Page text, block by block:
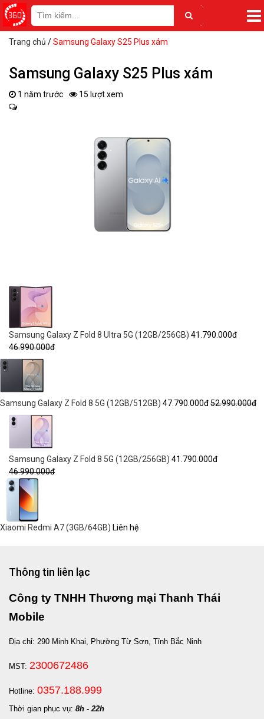
Trang chủ /Samsung Galaxy S25 Plus xám
Samsung Galaxy S25 Plus xám
1 năm trước 15 lượt xem
Samsung Galaxy Z Fold 8 Ultra 5G (12GB/256GB) 41.790.000đ
46.990.000đ
Samsung Galaxy Z Fold 8 5G (12GB/512GB) 47.790.000đ52.990.000đ
Samsung Galaxy Z Fold 8 5G (12GB/256GB) 41.790.000đ
46.990.000đ
Xiaomi Redmi A7 (3GB/64GB) Liên hệ
Thông tin liên lạc
Công ty TNHH Thương mại Thanh Thái
Mobile
Địa chỉ: 290 Minh Khai, Phường Từ Sơn, Tỉnh Bắc Ninh
MST: 2300672486
Hotline: 0357.188.999
Thời gian phục vụ: 8h - 22h